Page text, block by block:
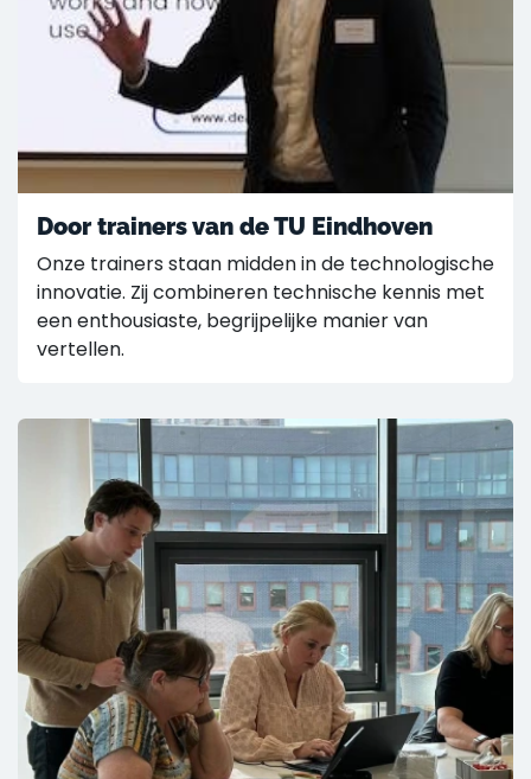
Door trainers van de TU Eindhoven
Onze trainers staan midden in de technologische
innovatie. Zij combineren technische kennis met
een enthousiaste, begrijpelijke manier van
vertellen.